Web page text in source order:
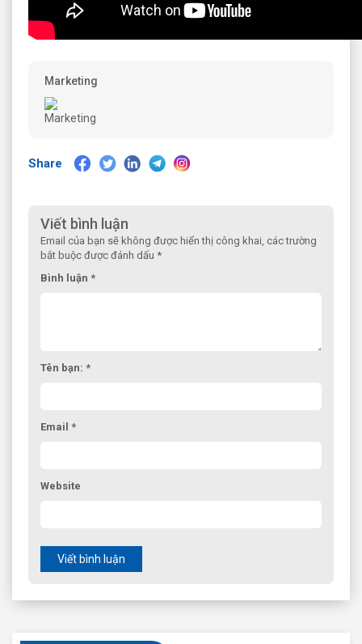
Marketing
Share
Viết bình luận
Email của bạn sẽ không được hiển thị công khai, các trường
bắt buộc được đánh dấu *
Bình luận *
Tên bạn: *
Email *
Website
Viết bình luận